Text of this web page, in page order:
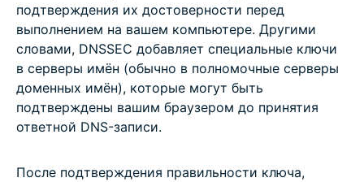
подтверждения их достоверности перед
выполнением на вашем компьютере. Другими
словами, DNSSEC добавляет специальные ключи
в серверы имён (обычно в полномочные серверы
доменных имён), которые могут быть
подтверждены вашим браузером до принятия
ответной DNS-записи.
После подтверждения правильности ключа,